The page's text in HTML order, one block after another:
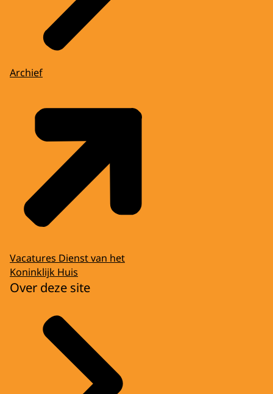
Archief
Vacatures Dienst van het
Koninklijk Huis
Over deze site